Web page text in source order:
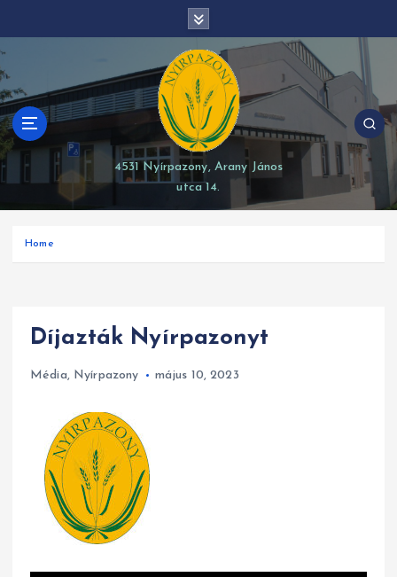
i
p
t
o
c
o
e
4531 Nyírpazony, Arany János
utca 14.
Home
Díjazták Nyírpazonyt
Média, Nyírpazony május 10, 2023
modal-check